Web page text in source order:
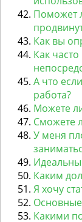
Поможет
Как вы
Как
А что
работа?
Можете
Сможете
У меня
Каким
Я хочу
Какими